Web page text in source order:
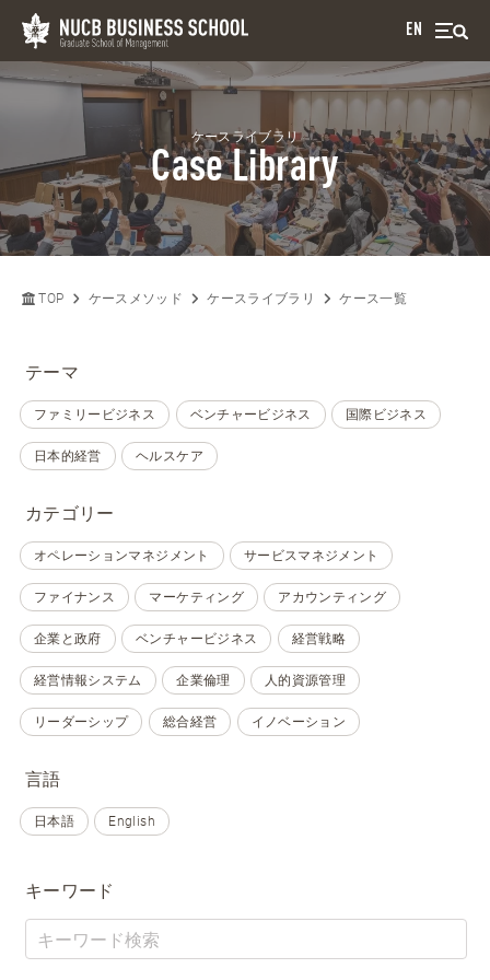
EN
ケースライブラリ
Case Library
TOP ケースメソッド ケースライブラリ ケース一覧
テーマ
ファミリービジネス ベンチャービジネス 国際ビジネス
日本的経営 ヘルスケア
カテゴリー
オペレーションマネジメント サービスマネジメント
ファイナンス マーケティング アカウンティング
企業と政府 ベンチャービジネス 経営戦略
経営情報システム 企業倫理 人的資源管理
リーダーシップ 総合経営 イノベーション
言語
日本語 English
キーワード